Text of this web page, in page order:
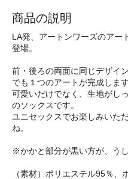
商品の説明
LA発、アートンワーズのアー
登場。
前・後ろの両面に同じデザイ
でも１つのアートが完成します
可愛いだけでなく、生地がし
のソックスです。
ユニセックスでお楽しみいた
ね。
※かかと部分が黒い方が、う
（素材）ポリエステル95％、